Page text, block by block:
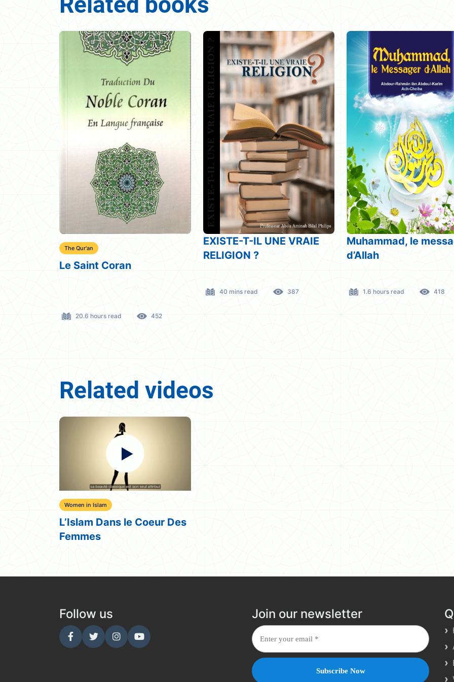
EXISTE-T-IL UNE VRAIE
RELIGION ?
Muhammad, le messager
d’Allah
1.6 hours read 418
La femme dans
dans la tradition
1.6 hours read 378
Related videos
Women in Islam
L’Islam Dans le Coeur Des
Femmes
Follow us Join our newsletter